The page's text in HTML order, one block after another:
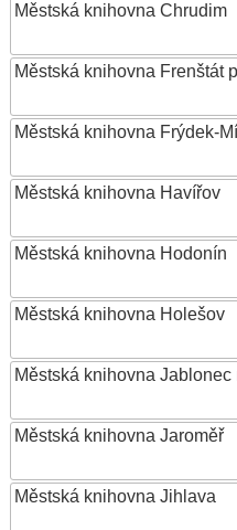
Městská knihovna Chrudim
Městská knihovna Frenštát
Městská knihovna Frýdek-
Městská knihovna Havířov
Městská knihovna Hodonín
Městská knihovna Holešov
Městská knihovna Jablonec
Městská knihovna Jaroměř
Městská knihovna Jihlava